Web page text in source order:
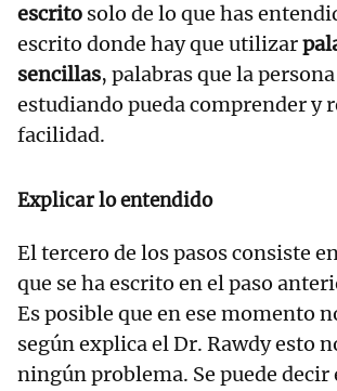
escrito solo de lo que has
escrito donde hay que utilizar
sencillas, palabras que la
estudiando pueda comprender y
facilidad.
Explicar lo entendido
El tercero de los pasos consiste
que se ha escrito en el paso
Es posible que en ese momento
según explica el Dr. Rawdy esto
ningún problema. Se puede decir